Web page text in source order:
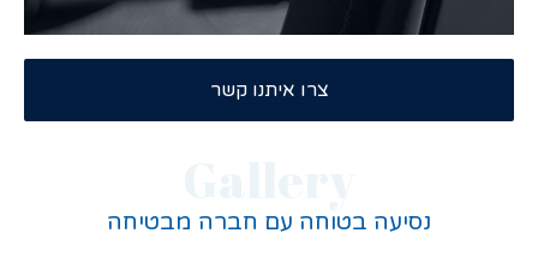
צרו איתנו קשר
נסיעה בטוחה עם חברה מבטיחה